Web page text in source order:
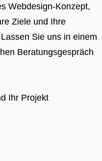
Webdesign-Konzept,
Ziele und Ihre
Sie uns in einem
Beratungsgespräch
Ihr Projekt